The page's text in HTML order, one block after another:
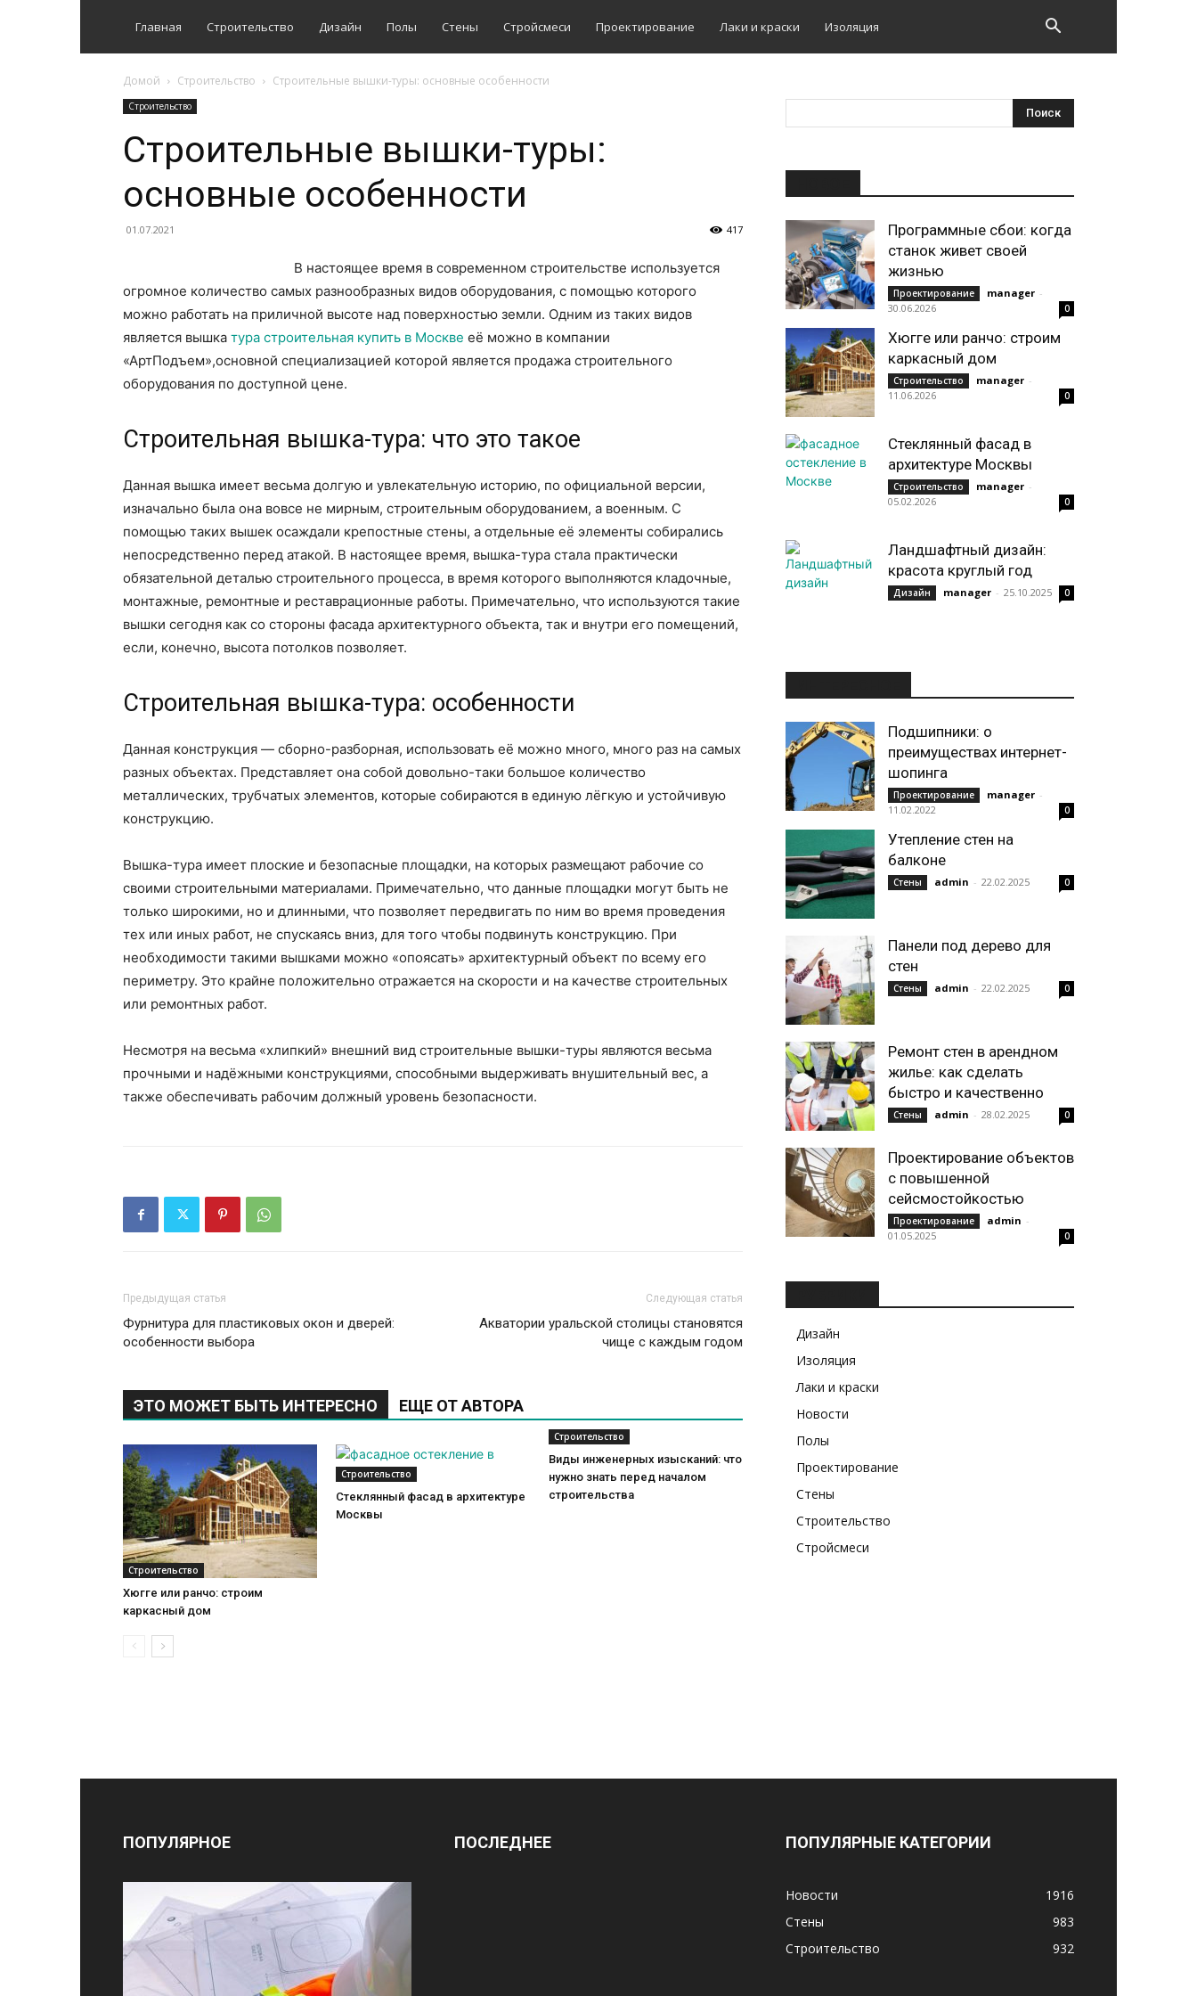
Главная Строительство Дизайн Полы Стены Стройсмеси Проектирование Лаки и краски Изоляция
Домой Строительство Строительные вышки-туры: основные особенности
Строительство
Строительные вышки-туры:
основные особенности
01.07.2021 417
В настоящее время в современном строительстве используется
огромное количество самых разнообразных видов оборудования, с помощью которого
можно работать на приличной высоте над поверхностью земли. Одним из таких видов
является вышка тура строительная купить в Москве её можно в компании
«АртПодъем»,основной специализацией которой является продажа строительного
оборудования по доступной цене.
Строительная вышка-тура: что это такое
Данная вышка имеет весьма долгую и увлекательную историю, по официальной версии,
изначально была она вовсе не мирным, строительным оборудованием, а военным. С
помощью таких вышек осаждали крепостные стены, а отдельные её элементы собирались
непосредственно перед атакой. В настоящее время, вышка-тура стала практически
обязательной деталью строительного процесса, в время которого выполняются кладочные,
монтажные, ремонтные и реставрационные работы. Примечательно, что используются такие
вышки сегодня как со стороны фасада архитектурного объекта, так и внутри его помещений,
если, конечно, высота потолков позволяет.
Строительная вышка-тура: особенности
Данная конструкция — сборно-разборная, использовать её можно много, много раз на самых
разных объектах. Представляет она собой довольно-таки большое количество
металлических, трубчатых элементов, которые собираются в единую лёгкую и устойчивую
конструкцию.
Вышка-тура имеет плоские и безопасные площадки, на которых размещают рабочие со
своими строительными материалами. Примечательно, что данные площадки могут быть не
только широкими, но и длинными, что позволяет передвигать по ним во время проведения
тех или иных работ, не спускаясь вниз, для того чтобы подвинуть конструкцию. При
необходимости такими вышками можно «опоясать» архитектурный объект по всему его
периметру. Это крайне положительно отражается на скорости и на качестве строительных
или ремонтных работ.
Несмотря на весьма «хлипкий» внешний вид строительные вышки-туры являются весьма
прочными и надёжными конструкциями, способными выдерживать внушительный вес, а
также обеспечивать рабочим должный уровень безопасности.
Предыдущая статья
Фурнитура для пластиковых окон и дверей:
особенности выбора
Следующая статья
Акватории уральской столицы становятся
чище с каждым годом
ЭТО МОЖЕТ БЫТЬ ИНТЕРЕСНО ЕЩЕ ОТ АВТОРА
Строительство
Хюгге или ранчо: строим
каркасный дом
Строительство
Стеклянный фасад в архитектуре
Москвы
Строительство
Виды инженерных изысканий: что
нужно знать перед началом
строительства
Программные сбои: когда
станок живет своей
жизнью
Проектирование manager -
30.06.2026
0
Хюгге или ранчо: строим
каркасный дом
Строительство manager -
11.06.2026
0
Стеклянный фасад в
архитектуре Москвы
Строительство manager -
05.02.2026
0
Ландшафтный дизайн:
красота круглый год
Дизайн manager - 25.10.2025 0
Подшипники: о
преимуществах интернет-
шопинга
Проектирование manager -
11.02.2022
0
Утепление стен на
балконе
Стены admin - 22.02.2025 0
Панели под дерево для
стен
Стены admin - 22.02.2025 0
Ремонт стен в арендном
жилье: как сделать
быстро и качественно
Стены admin - 28.02.2025 0
Проектирование объектов
с повышенной
сейсмостойкостью
Проектирование admin -
01.05.2025
0
Дизайн
Изоляция
Лаки и краски
Новости
Полы
Проектирование
Стены
Строительство
Стройсмеси
ПОПУЛЯРНОЕ ПОСЛЕДНЕЕ ПОПУЛЯРНЫЕ КАТЕГОРИИ
Новости
1916
Стены
983
Строительство
932